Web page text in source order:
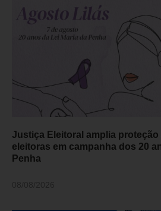
Justiça Eleitoral amplia proteção
eleitoras em campanha dos 20
Penha